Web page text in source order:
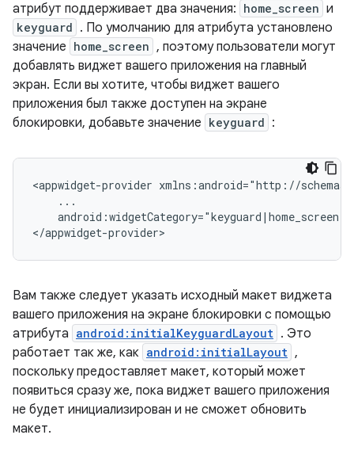
атрибут поддерживает два значения: home_screen и
keyguard . По умолчанию для атрибута установлено
значение home_screen , поэтому пользователи могут
добавлять виджет вашего приложения на главный
экран. Если вы хотите, чтобы виджет вашего
приложения был также доступен на экране
блокировки, добавьте значение keyguard :
<appwidget-provider xmlns:android="http://
    ...
    android:widgetCategory="keyguard|home_screen">
</appwidget-provider>
Вам также следует указать исходный макет виджета
вашего приложения на экране блокировки с помощью
атрибута android:initialKeyguardLayout . Это
работает так же, как android:initialLayout ,
поскольку предоставляет макет, который может
появиться сразу же, пока виджет вашего приложения
не будет инициализирован и не сможет обновить
макет.